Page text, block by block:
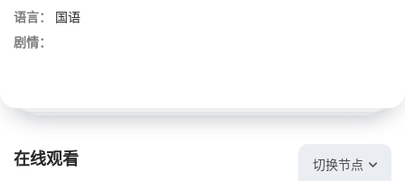
语言：
国语
剧情：
在线观看 切换节点